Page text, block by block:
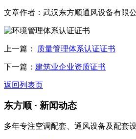
文章作者：武汉东方顺通风设备有限
上一篇： 质量管理体系认证证书
下一篇： 建筑业企业资质证书
返回列表页
东方顺 · 新闻动态
多年专注空调配套、通风设备及配套